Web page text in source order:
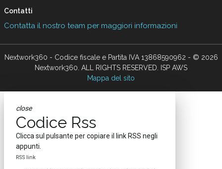
Contatti
Contatta il nostro team per maggiori informazioni
Nextwork360 - Codice fiscale e Partita IVA 13868590962 - © 2026
Nextwork360. ALL RIGHTS RESERVED. ISP AWS
Mappa del sito
close
Codice Rss
Clicca sul pulsante per copiare il link RSS negli
appunti.
RSS link